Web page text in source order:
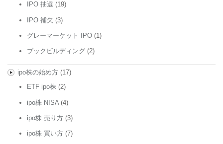
IPO 抽選 (19)
IPO 補欠 (3)
グレーマーケット IPO (1)
ブックビルディング (2)
ipo株の始め方(17)
ETF ipo株 (2)
ipo株 NISA (4)
ipo株 売り方 (3)
ipo株 買い方 (7)